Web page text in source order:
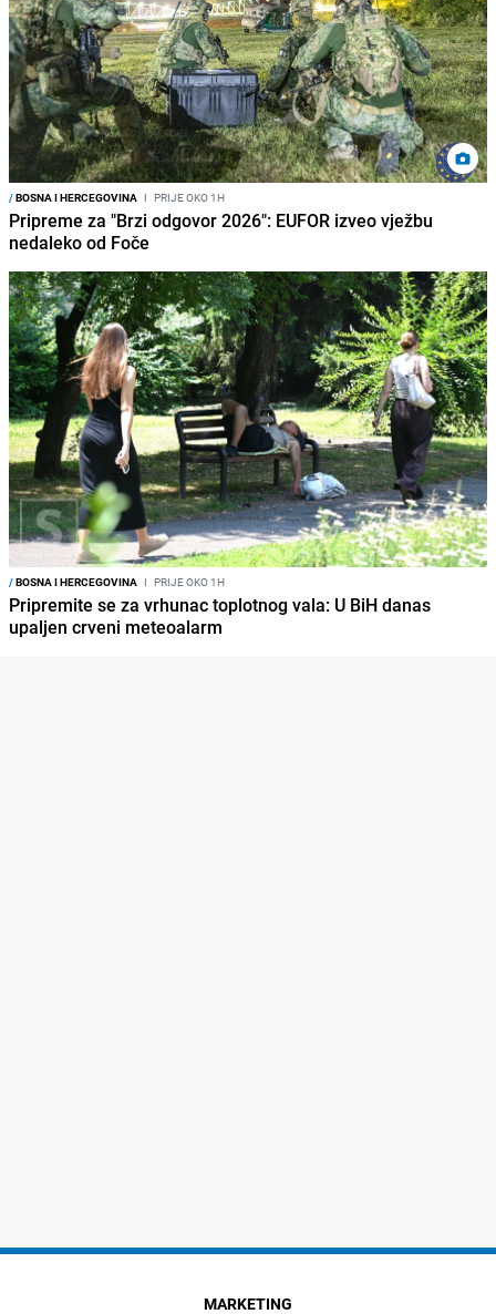
/BOSNA I HERCEGOVINA I PRIJE OKO 1H
Pripreme za "Brzi odgovor 2026": EUFOR izveo vježbu
nedaleko od Foče
/BOSNA I HERCEGOVINA I PRIJE OKO 1H
Pripremite se za vrhunac toplotnog vala: U BiH danas
upaljen crveni meteoalarm
MARKETING